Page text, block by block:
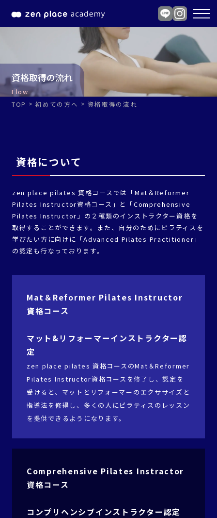
資格取得の流れ
Flow
TOP
初めての方へ 資格取得の流れ
資格について
zen place pilates 資格コースでは「Mat＆Reformer
Pilates Instructor資格コース」と「Comprehensive
Pilates Instructor」の２種類のインストラクター資格を
取得することができます。また、自分のためにピラティスを
学びたい方に向けに「Advanced Pilates Practitioner」
の認定も行なっております。
Mat＆Reformer Pilates Instructor
資格コース
マット&リフォーマーインストラクター認
定
zen place pilates 資格コースのMat＆Reformer
Pilates Instructor資格コースを修了し、認定を
受けると、マットとリフォーマーのエクササイズと
指導法を修得し、多くの人にピラティスのレッスン
を提供できるようになります。
Comprehensive Pilates Instractor
資格コース
コンプリヘンシブインストラクター認定